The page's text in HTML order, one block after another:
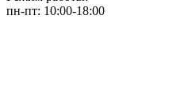
пн-пт: 10:00-18:00